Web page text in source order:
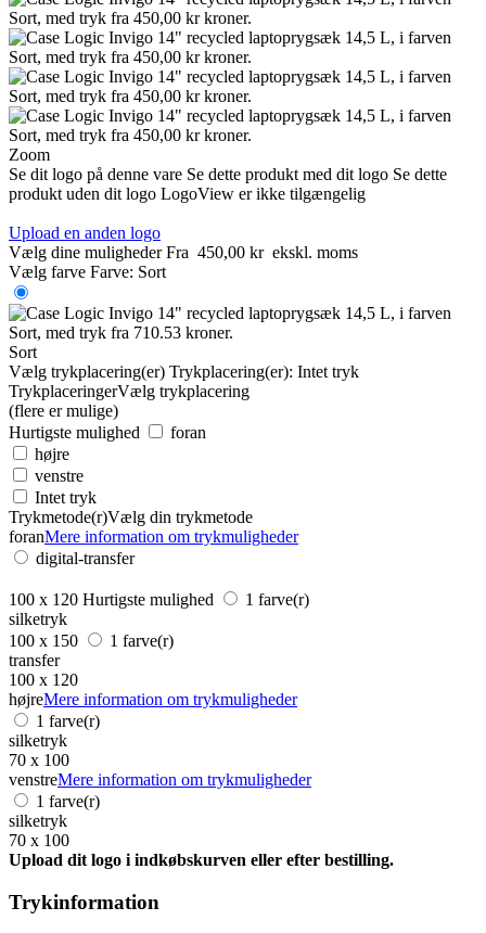
Zoom
Se dit logo på denne vare Se dette produkt med dit logo Se dette
produkt uden dit logo LogoView er ikke tilgængelig
Upload en anden logo
Vælg dine muligheder Fra 450,00 kr ekskl. moms
Vælg farve Farve: Sort
Sort
Vælg trykplacering(er) Trykplacering(er): Intet tryk
TrykplaceringerVælg trykplacering
(flere er mulige)
Hurtigste mulighed
foran
højre
venstre
Intet tryk
Trykmetode(r)Vælg din trykmetode
foranMere information om trykmuligheder
digital-transfer
100 x 120 Hurtigste mulighed
1 farve(r)
silketryk
100 x 150
1 farve(r)
transfer
100 x 120
højreMere information om trykmuligheder
1 farve(r)
silketryk
70 x 100
venstreMere information om trykmuligheder
1 farve(r)
silketryk
70 x 100
Upload dit logo i indkøbskurven eller efter bestilling.
Trykinformation